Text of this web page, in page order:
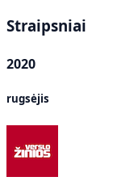
Straipsniai
2020
rugsėjis